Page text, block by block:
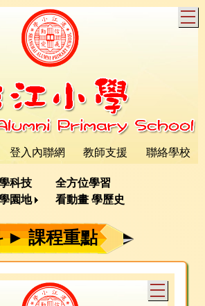
登入內聯網 教師支援 聯絡學校
科技
全方位學習
園地 看動畫 學歷史
► 課程重點